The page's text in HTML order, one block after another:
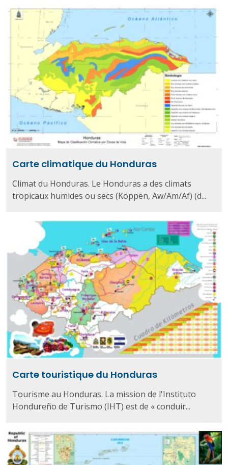
Carte climatique du Honduras
Climat du Honduras. Le Honduras a des climats
tropicaux humides ou secs (Köppen, Aw/Am/Af) (d...
Carte touristique du Honduras
Tourisme au Honduras. La mission de l'Instituto
Hondureño de Turismo (IHT) est de « conduir...